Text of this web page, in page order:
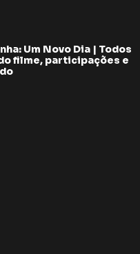
Um Novo Dia | Todos
filme, participações e